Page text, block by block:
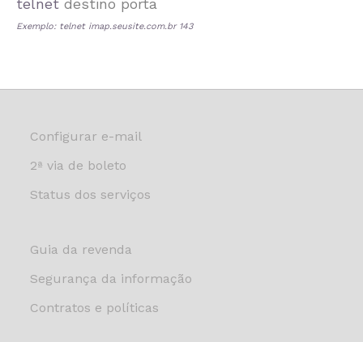
telnet destino porta
Exemplo: telnet imap.seusite.com.br 143
Configurar e-mail
2ª via de boleto
Status dos serviços
Guia da revenda
Segurança da informação
Contratos e políticas